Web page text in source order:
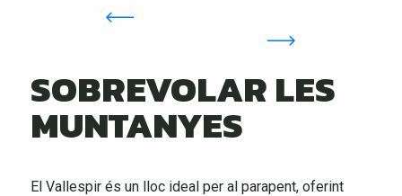
SOBREVOLAR LES
MUNTANYES
El Vallespir és un lloc ideal per al parapent, oferint